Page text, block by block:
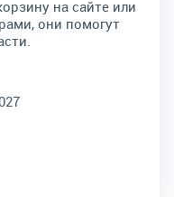
на сайте или
они помогут